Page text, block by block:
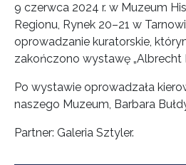
9 czerwca 2024 r. w Muzeum
Regionu, Rynek 20–21 w
oprowadzanie kuratorskie,
zakończono wystawę „Albrecht
Po wystawie oprowadzała
naszego Muzeum, Barbara
Partner: Galeria Sztyler.